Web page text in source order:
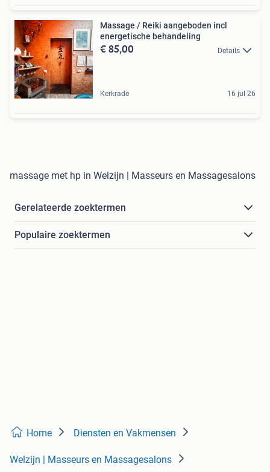
Massage / Reiki aangeboden incl
energetische behandeling
€ 85,00 Details
Kerkrade 16 jul 26
massage met hp in Welzijn | Masseurs en Massagesalons
Gerelateerde zoektermen
Populaire zoektermen
Home Diensten en Vakmensen
Welzijn | Masseurs en Massagesalons